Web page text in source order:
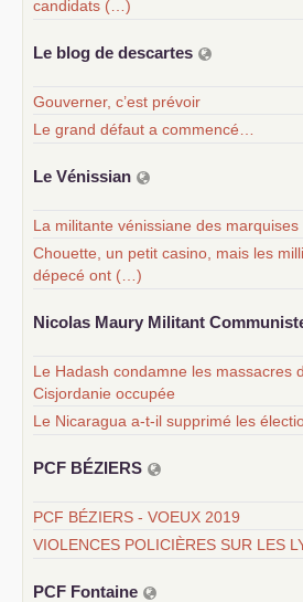
candidats (…)
Le blog de descartes
Gouverner, c’est prévoir
Le grand défaut a commencé…
Le Vénissian
La militante vénissiane des
Chouette, un petit casino, mais les
dépecé ont (…)
Nicolas Maury Militant
Le Hadash condamne les massacres
Cisjordanie occupée
Le Nicaragua a-t-il supprimé les
PCF BÉZIERS
PCF BÉZIERS - VOEUX 2019
VIOLENCES POLICIÈRES SUR LES
PCF Fontaine